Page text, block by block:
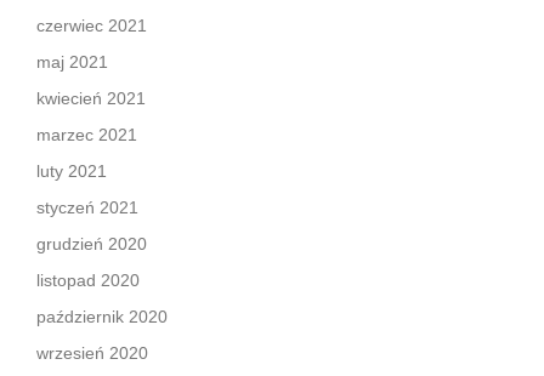
czerwiec 2021
maj 2021
kwiecień 2021
marzec 2021
luty 2021
styczeń 2021
grudzień 2020
listopad 2020
październik 2020
wrzesień 2020